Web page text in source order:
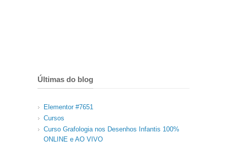
Últimas do blog
Elementor #7651
Cursos
Curso Grafologia nos Desenhos Infantis 100%
ONLINE e AO VIVO